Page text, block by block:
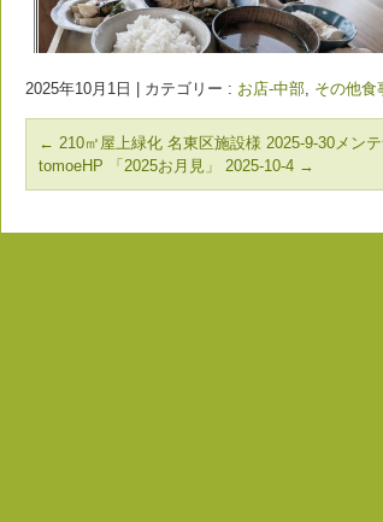
2025年10月1日 カテゴリー : お店-中部, その他
← 210㎡屋上緑化 名東区施設様 2025-9-30メン
tomoeHP 「2025お月見」 2025-10-4 →